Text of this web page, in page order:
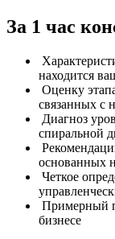
За 1 час
находится
Оценку
связанных с
Диагноз
спиральной
основанных
Четкое
Примерный
бизнесе